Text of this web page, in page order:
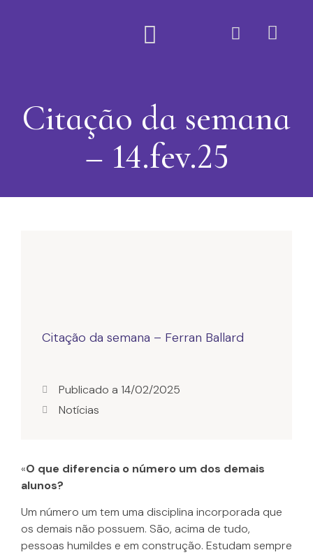
Citação da semana
– 14.fev.25
Citação da semana – Ferran Ballard
Publicado a 14/02/2025
Notícias
«O que diferencia o número um dos demais
alunos?
Um número um tem uma disciplina incorporada que
os demais não possuem. São, acima de tudo,
pessoas humildes e em construção. Estudam sempre